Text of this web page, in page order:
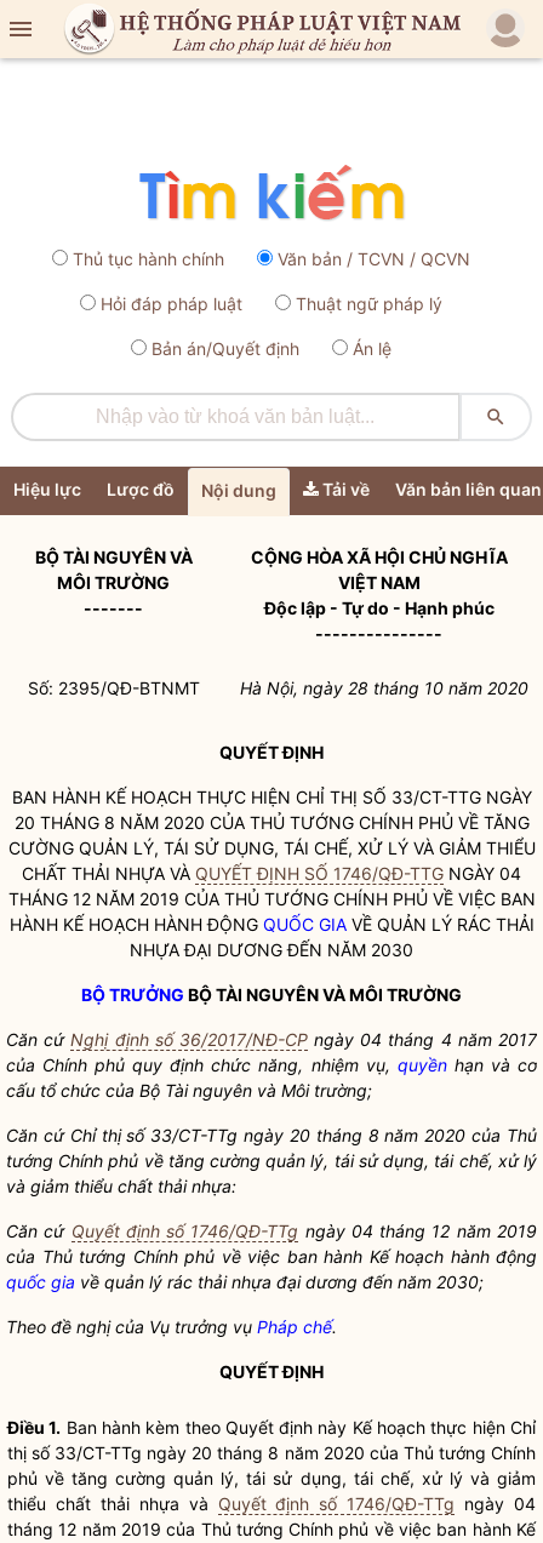

Thủ tục hành chính Văn bản / TCVN / QCVN
Hỏi đáp pháp luật Thuật ngữ pháp lý
Bản án/Quyết định Án lệ

Hiệu lực Lược đồ Nội dung Tải về Văn bản liên quan
BỘ TÀI NGUYÊN VÀ
MÔI TRƯỜNG
-------
CỘNG HÒA XÃ HỘI CHỦ NGHĨA
VIỆT NAM
Độc lập - Tự do - Hạnh phúc
---------------
Số: 2395/QĐ-BTNMT Hà Nội, ngày 28 tháng 10 năm 2020
QUYẾT ĐỊNH
BAN HÀNH KẾ HOẠCH THỰC HIỆN CHỈ THỊ SỐ 33/CT-TTG NGÀY
20 THÁNG 8 NĂM 2020 CỦA THỦ TƯỚNG CHÍNH PHỦ VỀ TĂNG
CƯỜNG QUẢN LÝ, TÁI SỬ DỤNG, TÁI CHẾ, XỬ LÝ VÀ GIẢM THIỂU
CHẤT THẢI NHỰA VÀ QUYẾT ĐỊNH SỐ 1746/QĐ-TTG NGÀY 04
THÁNG 12 NĂM 2019 CỦA THỦ TƯỚNG CHÍNH PHỦ VỀ VIỆC BAN
HÀNH KẾ HOẠCH HÀNH ĐỘNG QUỐC GIAVỀ QUẢN LÝ RÁC THẢI
NHỰA ĐẠI DƯƠNG ĐẾN NĂM 2030
BỘ TRƯỞNG BỘ TÀI NGUYÊN VÀ MÔI TRƯỜNG
Căn cứNghị định số 36/2017/NĐ-CPngày 04 tháng 4 năm 2017
của Chính phủ quy định chức năng, nhiệm vụ, quyềnhạn và cơ
cấu tổ chức của Bộ Tài nguyên và Môi trường;
Căn cứ Chỉ thị số 33/CT-TTg ngày 20 tháng 8 năm 2020 của Thủ
tướng Chính phủ về tăng cường quản lý, tái sử dụng, tái chế, xử lý
và giảm thiểu chất thải nhựa:
Căn cứ Quyết định số 1746/QĐ-TTg ngày 04 tháng 12 năm 2019
của Thủ tướng Chính phủ về việc ban hành Kế hoạch hành động
quốc gia về quản lý rác thải nhựa đại dương đến năm 2030;
Theo đề nghị của Vụ trưởng vụ Pháp chế.
QUYẾT ĐỊNH
Điều 1. Ban hành kèm theo Quyết định này Kế hoạch thực hiện Chỉ
thị số 33/CT-TTg ngày 20 tháng 8 năm 2020 của Thủ tướng Chính
phủ về tăng cường quản lý, tái sử dụng, tái chế, xử lý và giảm
thiểu chất thải nhựa và Quyết định số 1746/QĐ-TTg ngày 04
tháng 12 năm 2019 của Thủ tướng Chính phủ về việc ban hành Kế